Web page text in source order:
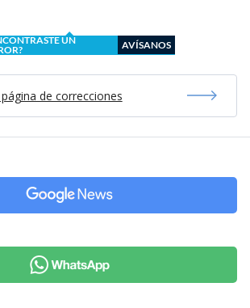
UN
AVÍSANOS
de correcciones